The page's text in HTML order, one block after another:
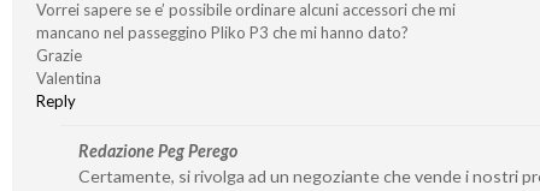
Vorrei sapere se e’ possibile ordinare alcuni accessori che mi
mancano nel passeggino Pliko P3 che mi hanno dato?
Grazie
Valentina
Reply
Redazione Peg Perego
Certamente, si rivolga ad un negoziante che vende i nostri